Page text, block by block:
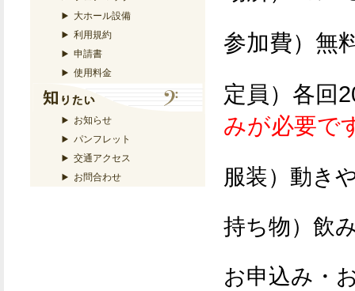
大ホール設備
利用規約
申請書
使用料金
お知らせ
パンフレット
交通アクセス
お問合わせ
参加費）無
定員）各回
みが必要で
服装）動き
持ち物）飲
お申込み・